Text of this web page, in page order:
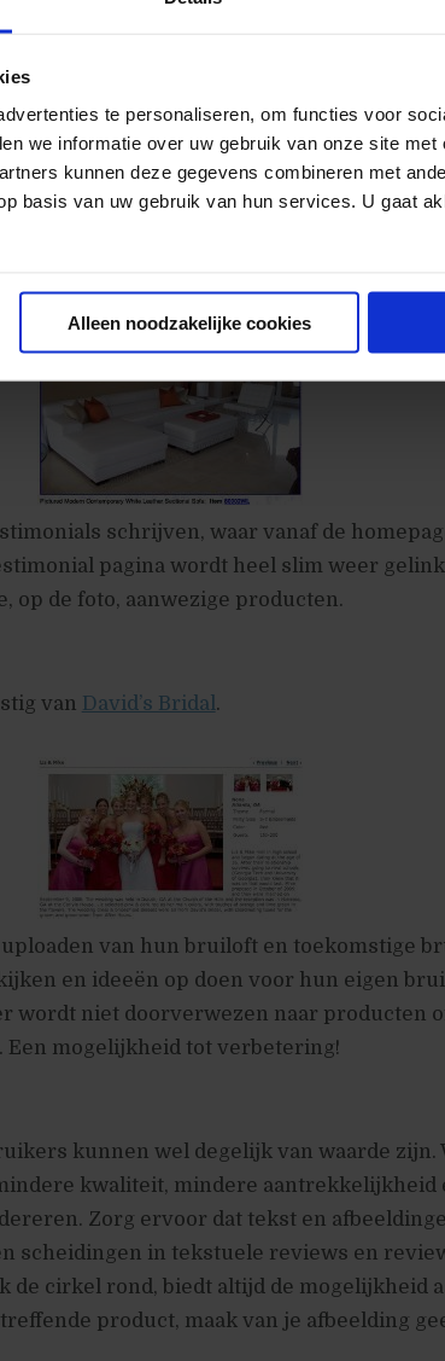
te personaliseren, om functies voor
we informatie over uw gebruik van onze site
kunnen deze gegevens combineren met
basis van uw gebruik van hun services. U gaat
Alleen noodzakelijke cookies
de notitie in een aparte handeling moet
voorbeeld alles in één keer op het scherm.
vanModern Line Furniture.
schrijven, waar vanaf de
pagina wordt heel slim weer
op de foto, aanwezige producten.
van David’s Bridal.
uploaden van hun bruiloft en toekomstige
en ideeën op doen voor hun eigen
wordt niet doorverwezen naar producten
mogelijkheid tot verbetering!
kunnen wel degelijk van waarde zijn.
kwaliteit, mindere aantrekkelijkheid
Zorg ervoor dat tekst en
scheidingen in tekstuele reviews en
de cirkel rond, biedt altijd de mogelijkheid
product, maak van je afbeelding